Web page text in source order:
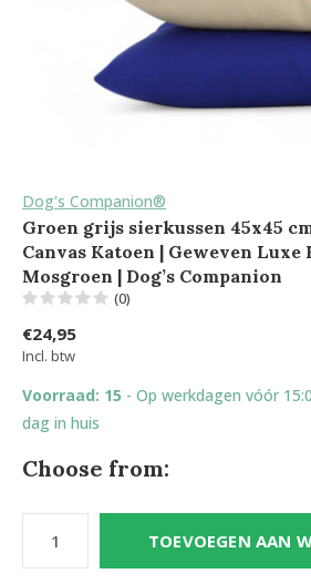
Dog's Companion®
Groen grijs sierkussen 45x45
Canvas Katoen | Geweven Luxe
Mosgroen | Dog’s Companion
(0)
€24,95
Incl. btw
Voorraad: 15 - Op werkdagen vóór
dag in huis
Choose from:
TOEVOEGEN AAN